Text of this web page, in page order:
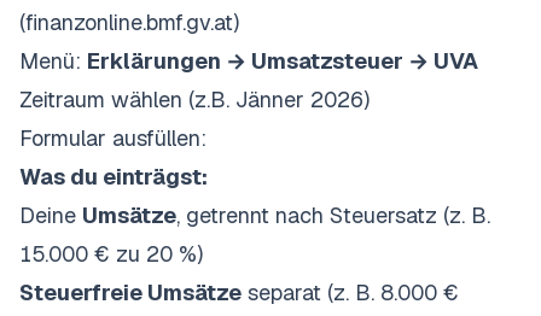
(finanzonline.bmf.gv.at)
Menü: Erklärungen → Umsatzsteuer → UVA
Zeitraum wählen (z.B. Jänner 2026)
Formular ausfüllen:
Was du einträgst:
Deine Umsätze, getrennt nach Steuersatz (z. B.
15.000 € zu 20 %)
Steuerfreie Umsätze separat (z. B. 8.000 €